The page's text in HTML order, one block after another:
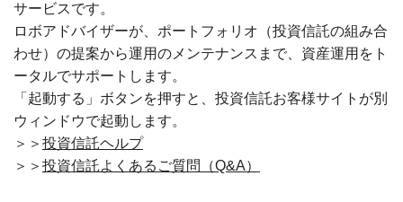
サービスです。
ロボアドバイザーが、ポートフォリオ（投資信託の組み合
わせ）の提案から運用のメンテナンスまで、資産運用をト
ータルでサポートします。
「起動する」ボタンを押すと、投資信託お客様サイトが別
ウィンドウで起動します。
＞＞ 投資信託ヘルプ
＞＞ 投資信託よくあるご質問（Q&A）